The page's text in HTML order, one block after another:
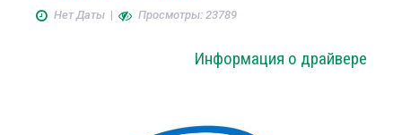
Нет Даты| Просмотры: 23789
Информация о драйвере